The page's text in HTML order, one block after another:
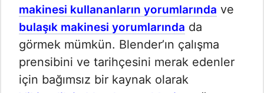
makinesi kullananların yorumlarında ve
bulaşık makinesi yorumlarında da
görmek mümkün. Blender’ın çalışma
prensibini ve tarihçesini merak edenler
için bağımsız bir kaynak olarak